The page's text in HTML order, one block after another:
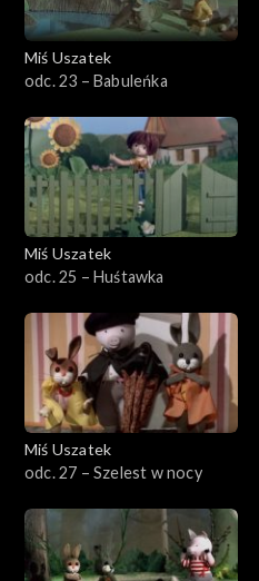
Miś Uszatek
odc. 23 – Babuleńka
Miś Uszatek
odc. 25 – Huśtawka
Miś Uszatek
odc. 27 – Szelest w nocy